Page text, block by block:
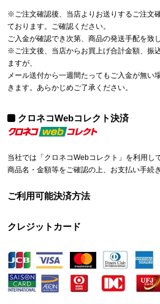
※ご注文確認後、当店よりお送りするご注文
ております。ご確認ください。
ご入金が確認でき次第、商品の発送手配を致し
※ご注文後、当店からお買上げ合計金額、振
ますが、
メール送付から一週間たってもご入金が無い
きます。あらかじめご了承ください。
クロネコWebコレクト決済
当社では「クロネコWebコレクト」を利用し
商品名・金額等をご確認の上、お支払い手続
ご利用可能決済方法
クレジットカード